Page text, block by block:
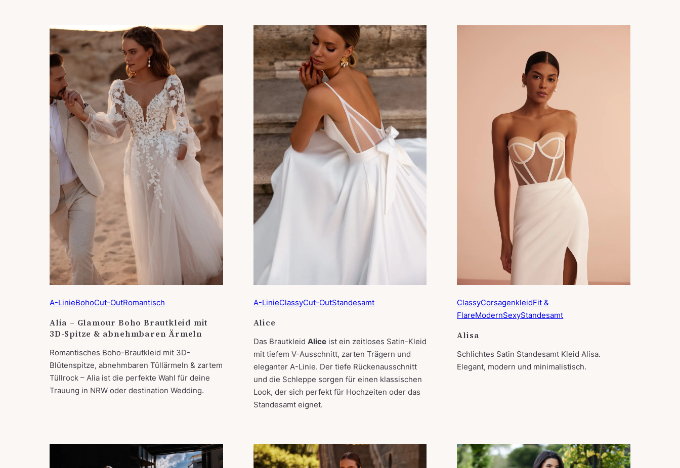
A-LinieBohoCut-OutRomantisch
Alia – Glamour Boho Brautkleid mit
3D-Spitze & abnehmbaren Ärmeln
Romantisches Boho-Brautkleid mit 3D-
Blütenspitze, abnehmbaren Tüllärmeln & zartem
Tüllrock – Alia ist die perfekte Wahl für deine
Trauung in NRW oder destination Wedding.
A-LinieClassyCut-OutStandesamt
Alice
Das Brautkleid Aliceist ein zeitloses Satin-Kleid
mit tiefem V-Ausschnitt, zarten Trägern und
eleganter A-Linie. Der tiefe Rückenausschnitt
und die Schleppe sorgen für einen klassischen
Look, der sich perfekt für Hochzeiten oder das
Standesamt eignet.
ClassyCorsagenkleidFit &
FlareModernSexyStandesamt
Alisa
Schlichtes Satin Standesamt Kleid Alisa.
Elegant, modern und minimalistisch.